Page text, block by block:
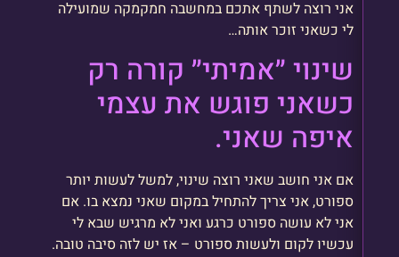
אני רוצה לשתף אתכם במחשבה חמקמקה שמועילה
לי כשאני זוכר אותה…
שינוי ״אמיתי״ קורה רק
כשאני פוגש את עצמי
איפה שאני.
אם אני חושב שאני רוצה שינוי, למשל לעשות יותר
ספורט, אני צריך להתחיל במקום שאני נמצא בו. אם
אני לא עושה ספורט כרגע ואני לא מרגיש שבא לי
עכשיו לקום ולעשות ספורט – אז יש לזה סיבה טובה.